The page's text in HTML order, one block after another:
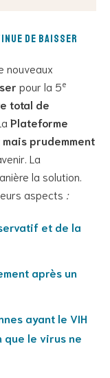
de baisser
nouveaux
pour la 5e
total de
Plateforme
prudemment
La
la solution.
aspects :
et de la
après un
ayant le VIH
le virus ne